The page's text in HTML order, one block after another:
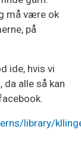
må være ok
på
ide, hvis vi
alle så kan
library/